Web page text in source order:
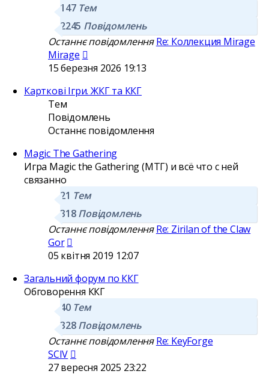
147 Тем
2245 Повідомлень
Останнє повідомлення Re: Коллекция Mirage
Mirage
останнє
15 березня 2026 19:13
Карткові Ігри. ЖКГ та ККГ
Тем
Повідомлень
Останнє повідомлення
Magic The Gathering
Игра Magic the Gathering (МТГ) и всё что с ней
связанно
21 Тем
318Повідомлень
Останнє повідомлення Re: Zirilan of the Claw
Gor
останнє
05 квітня 2019 12:07
Загальний форум по ККГ
Обговорення ККГ
40 Тем
328Повідомлень
Останнє повідомлення Re: KeyForge
SCIV
останнє
27 вересня 2025 23:22